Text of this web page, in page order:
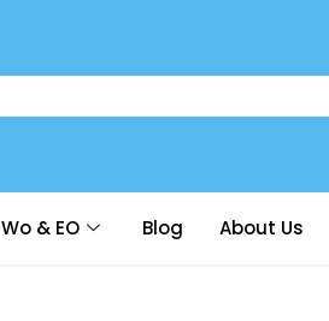
Wo & EO Blog About Us